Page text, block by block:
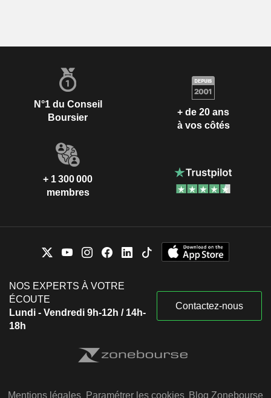
N°1 du Conseil
Boursier
+ de 20 ans
à vos côtés
+ 1 300 000
membres
NOS EXPERTS À VOTRE
ÉCOUTE
Lundi - Vendredi 9h-12h / 14h-
18h
Contactez-nous
Mentions légales Paramétrer les cookies Blog Zonebourse